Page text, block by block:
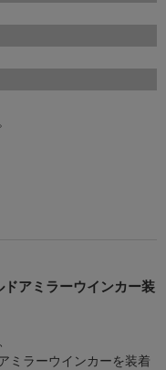
アミラーウインカー装
ミラーウインカーを装着